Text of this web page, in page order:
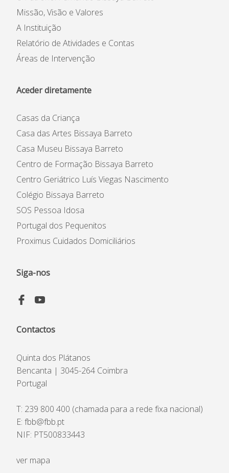
Património Inicial
Reconhecimento e Estatutos
Estatuto de Utilidade Pública
Código de Ética e de
Conduta
Plano Prevenção de Riscos
de Corrupção
Casas da Criança
Colégio Bissaya Barreto
Missão, Visão e Valores
A Instituição
Relatório de Atividades e Contas
Áreas de Intervenção
Aceder diretamente
Casas da Criança
Casa das Artes Bissaya Barreto
Casa Museu Bissaya Barreto
Centro de Formação Bissaya Barreto
Centro Geriátrico Luís Viegas Nascimento
Colégio Bissaya Barreto
SOS Pessoa Idosa
Portugal dos Pequenitos
Proximus Cuidados Domiciliários
Siga-nos
Contactos
Quinta dos Plátanos
Bencanta | 3045-264 Coimbra
Portugal
T: 239 800 400 (chamada para a rede fixa nacional)
E: fbb@fbb.pt
NIF: PT500833443
ver mapa